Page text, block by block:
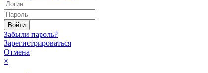
Забыли пароль?
Зарегистрироваться
Отмена
×